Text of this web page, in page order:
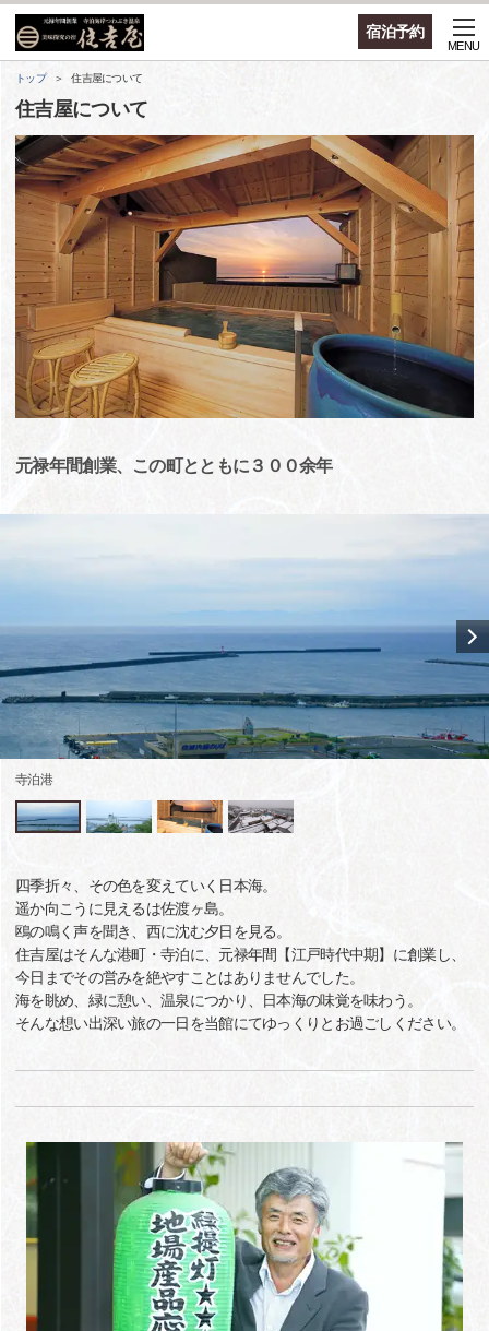
宿泊予約
MENU
トップ 住吉屋について
住吉屋について
元禄年間創業、この町とともに３００余年
寺泊港
四季折々、その色を変えていく日本海。
遥か向こうに見えるは佐渡ヶ島。
鴎の鳴く声を聞き、西に沈む夕日を見る。
住吉屋はそんな港町・寺泊に、元禄年間【江戸時代中期】に創業し、
今日までその営みを絶やすことはありませんでした。
海を眺め、緑に憩い、温泉につかり、日本海の味覚を味わう。
そんな想い出深い旅の一日を当館にてゆっくりとお過ごしください。